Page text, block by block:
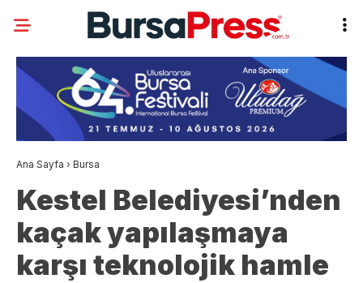
Ana Sayfa › Bursa
Kestel Belediyesi’nden
kaçak yapılaşmaya
karşı teknolojik hamle